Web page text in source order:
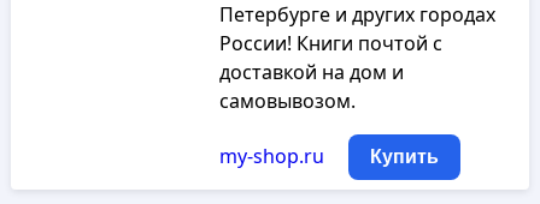
Петербурге и других городах
России! Книги почтой с
доставкой на дом и
самовывозом.
my-shop.ru Купить